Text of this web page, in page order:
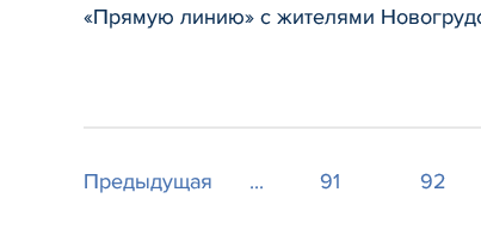
«Прямую линию» с жителями
Предыдущая ... 91 92